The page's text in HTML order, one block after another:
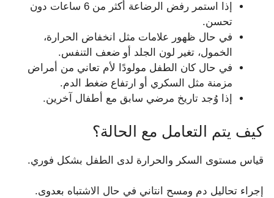
إذا استمر رفض الرضاعة أكثر من 6 ساعات دون
تحسن.
في حال ظهور علامات مثل انخفاض الحرارة،
الخمول، تغير لون الجلد أو ضعف التنفس.
في حال كان الطفل مولودًا لأم تعاني من أمراض
مزمنة مثل السكري أو ارتفاع ضغط الدم.
إذا وُجد تاريخ مرضي سابق مع أطفال آخرين.
كيف يتم التعامل مع الحالة؟
قياس مستوى السكر والحرارة لدى الطفل بشكل فوري.
إجراء تحاليل دم ومسح انتاني في حال الاشتباه بعدوى.